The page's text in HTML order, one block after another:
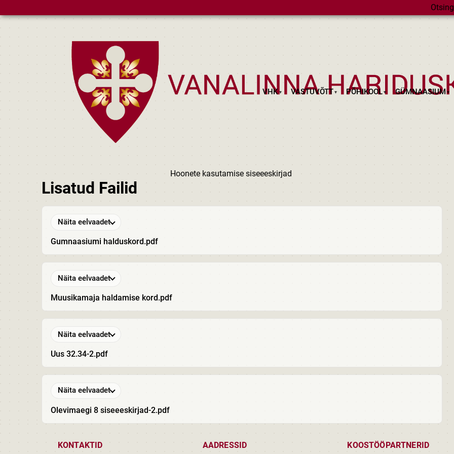
Otsing
VHK VASTUVÕTT PÕHIKOOL GÜMNAASIUM
Hoonete kasutamise siseeeskirjad
Lisatud Failid
Näita eelvaadet
Gumnaasiumi halduskord.pdf
Näita eelvaadet
Muusikamaja haldamise kord.pdf
Näita eelvaadet
Uus 32.34-2.pdf
Näita eelvaadet
Olevimaegi 8 siseeeskirjad-2.pdf
KONTAKTID AADRESSID KOOSTÖÖPARTNERID